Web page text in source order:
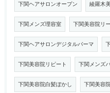
下関ヘアサロンオープン 綾羅木
下関メンズ理容室 下関美容院リ
下関ヘアサロンデジタルパーマ
下関美容院リピート 下関メンズ
下関美容院白髪ぼかし 下関美容